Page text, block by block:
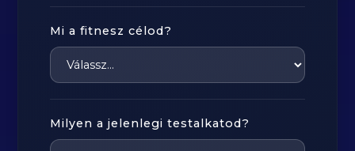
Mi a fitnesz célod?
Milyen a jelenlegi testalkatod?